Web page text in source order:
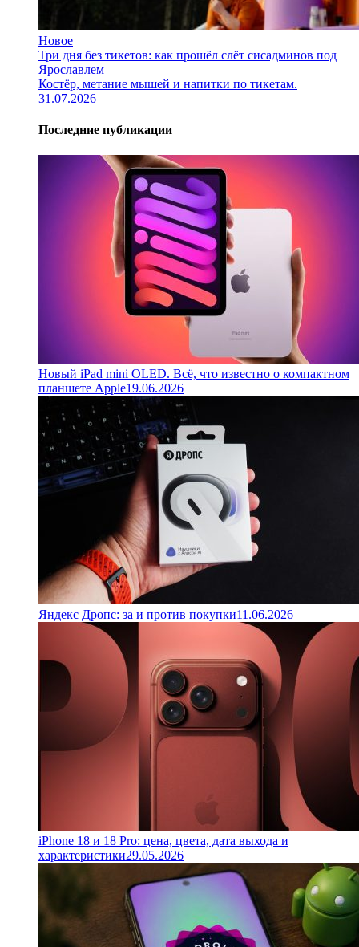
Новое
Три дня без тикетов: как прошёл слёт сисадминов под
Ярославлем
Костёр, метание мышей и напитки по тикетам.
31.07.2026
Последние публикации
Новый iPad mini OLED. Всё, что известно о компактном
планшете Apple19.06.2026
Яндекс Дропс: за и против покупки11.06.2026
iPhone 18 и 18 Pro: цена, цвета, дата выхода и
характеристики29.05.2026